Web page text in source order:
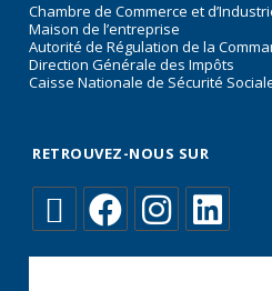
Chambre de Commerce et
Maison de l’entreprise
Autorité de Régulation de la
Direction Générale des Impôts
Caisse Nationale de Sécurité
RETROUVEZ-NOUS SUR